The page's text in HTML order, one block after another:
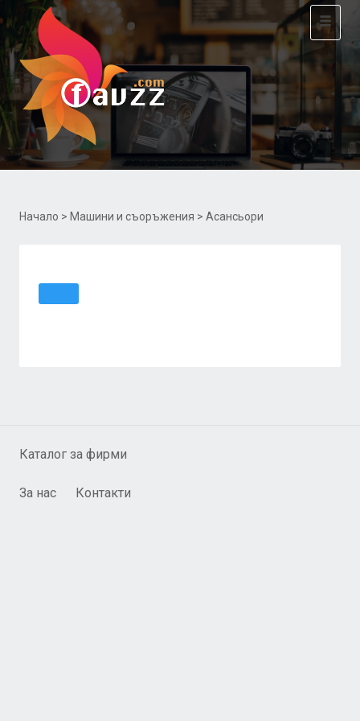
Toggle
Начало > Машини и съоръжения > Асансьори
Каталог за фирми
За нас Контакти